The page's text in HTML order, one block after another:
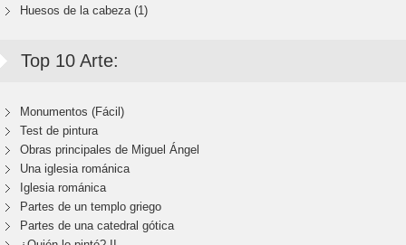
Huesos de la cabeza (1)
Top 10 Arte:
Monumentos (Fácil)
Test de pintura
Obras principales de Miguel Ángel
Una iglesia románica
Iglesia románica
Partes de un templo griego
Partes de una catedral gótica